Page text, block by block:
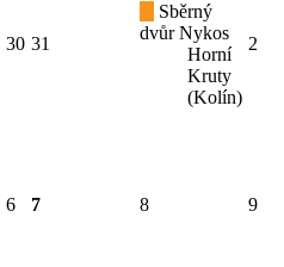
30 31
Sběrný
dvůr Nykos
Horní
Kruty
(Kolín)
2
6 7 8 9